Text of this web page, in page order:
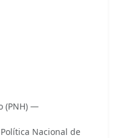
(PNH) —
Nacional de